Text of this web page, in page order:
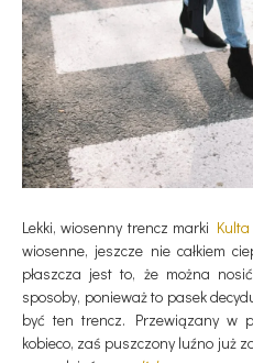
Lekki, wiosenny trencz marki Kulta
wiosenne, jeszcze nie całkiem
płaszcza jest to, że można
sposoby, ponieważ to pasek
być ten trencz. Przewiązany w
kobieco, zaś puszczony luźno już